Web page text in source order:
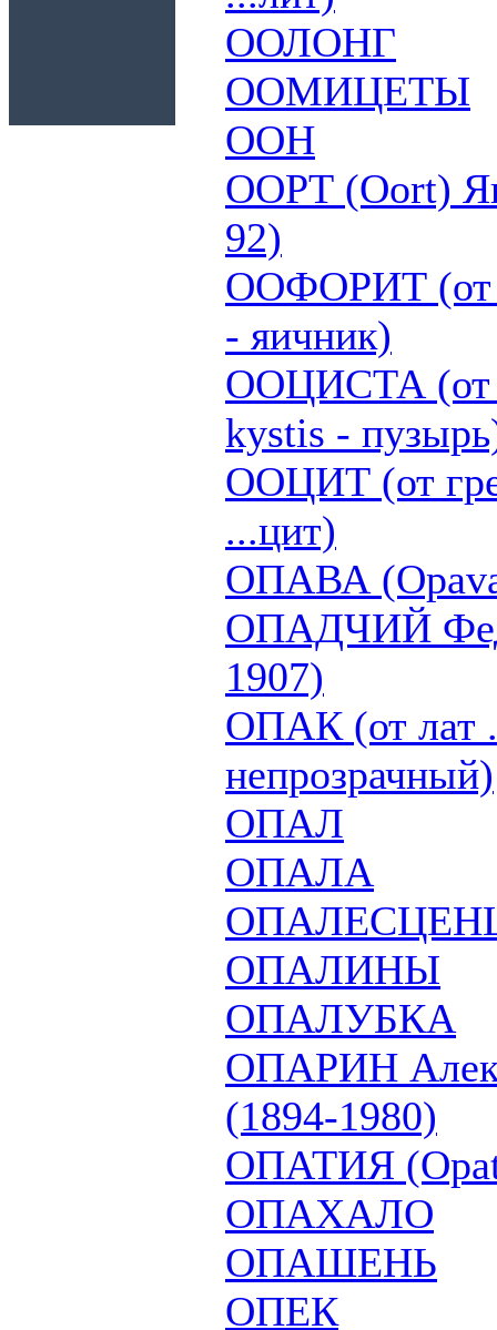
ООЛОНГ
ООМИЦЕТЫ
ООН
ООРТ (Oort)
92)
ООФОРИТ (от
- яичник)
ООЦИСТА (от
kystis -
ООЦИТ (от
...цит)
ОПАВА
ОПАДЧИЙ
1907)
ОПАК (от лат
непрозрачный)
ОПАЛ
ОПАЛА
ОПАЛИНЫ
ОПАЛУБКА
ОПАРИН
(1894-1980)
ОПАТИЯ
ОПАХАЛО
ОПАШЕНЬ
ОПЕК